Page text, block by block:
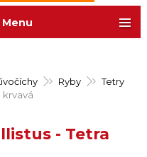
Ryby
Tetry
krvavá
- Tetra
Menu